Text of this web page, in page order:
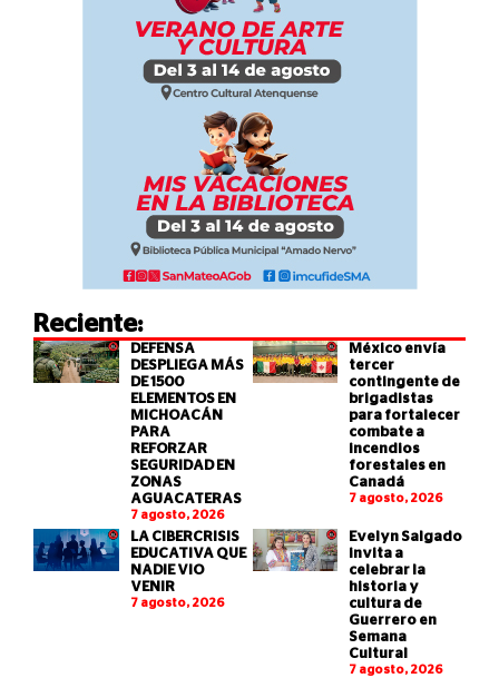
Reciente:
DEFENSA
DESPLIEGA MÁS
DE 1500
ELEMENTOS EN
MICHOACÁN
PARA
REFORZAR
SEGURIDAD EN
ZONAS
AGUACATERAS
7 agosto, 2026
México envía
tercer
contingente de
brigadistas
para fortalecer
combate a
incendios
forestales en
Canadá
7 agosto, 2026
LA CIBERCRISIS
EDUCATIVA QUE
NADIE VIO
VENIR
7 agosto, 2026
Evelyn Salgado
invita a
celebrar la
historia y
cultura de
Guerrero en
Semana
Cultural
7 agosto, 2026